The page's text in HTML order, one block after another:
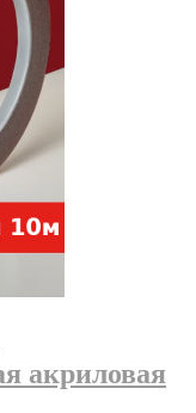
акриловая